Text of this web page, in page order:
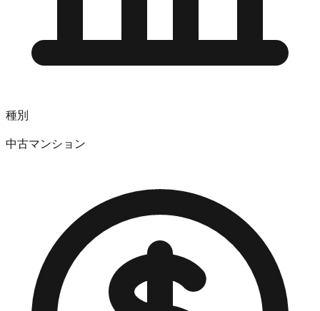
種別
中古マンション